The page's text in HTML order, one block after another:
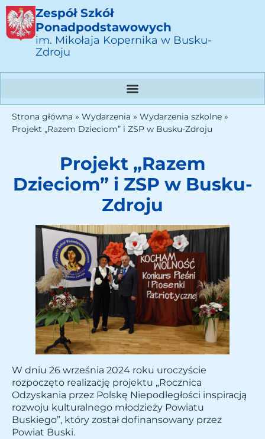
Zespół Szkół
Ponadpodstawowych
im. Mikołaja Kopernika w Busku-
Zdroju
Strona główna » Wydarzenia » Wydarzenia szkolne »
Projekt „Razem Dzieciom” i ZSP w Busku-Zdroju
Projekt „Razem
Dzieciom” i ZSP w Busku-
Zdroju
W dniu 26 września 2024 roku uroczyście
rozpoczęto realizację projektu „Rocznica
Odzyskania przez Polskę Niepodległości inspiracją
rozwoju kulturalnego młodzieży Powiatu
Buskiego”, który został dofinansowany przez
Powiat Buski.